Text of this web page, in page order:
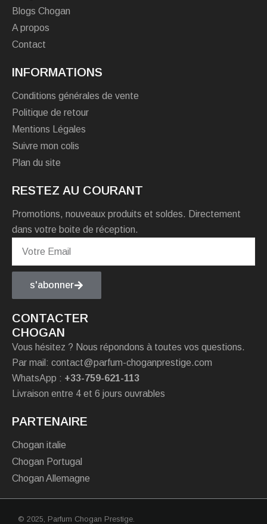
Blogs Chogan
A propos
Contact
INFORMATIONS
Conditions générales de vente
Politique de retour
Mentions Légales
Suivre mon colis
Plan du site
RESTEZ AU COURANT
Promotions, nouveaux produits et soldes. Directement
dans votre boite de réception.
s'abonner
CONTACTER
CHOGAN
Vous hésitez ? Nous répondons à toutes vos questions.
Par mail: contact@parfum-choganprestige.com
WhatsApp : +33-759-621-113
Livraison entre 4 et 6 jours ouvrables
PARTENAIRE
Chogan italie
Chogan Portugal
Chogan Allemagne
© 2025, Parfum Chogan Prestige.